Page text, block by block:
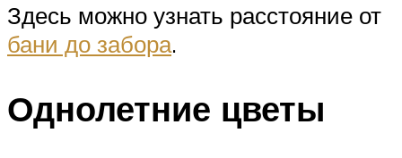
Здесь можно узнать расстояние от
бани до забора.
Однолетние цветы